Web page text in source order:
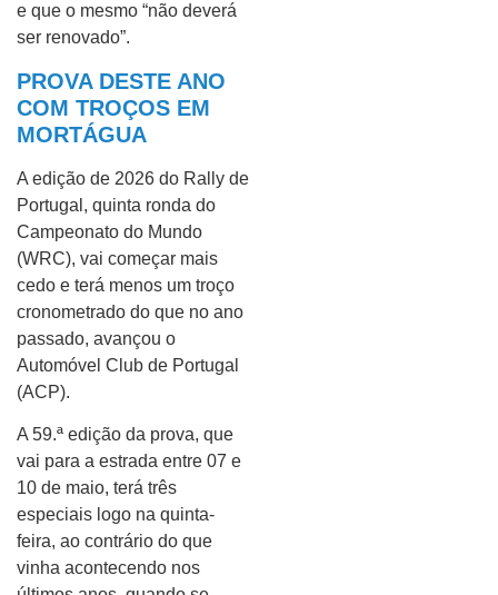
e que o mesmo “não deverá
ser renovado”.
PROVA DESTE ANO
COM TROÇOS EM
MORTÁGUA
A edição de 2026 do Rally de
Portugal, quinta ronda do
Campeonato do Mundo
(WRC), vai começar mais
cedo e terá menos um troço
cronometrado do que no ano
passado, avançou o
Automóvel Club de Portugal
(ACP).
A 59.ª edição da prova, que
vai para a estrada entre 07 e
10 de maio, terá três
especiais logo na quinta-
feira, ao contrário do que
vinha acontecendo nos